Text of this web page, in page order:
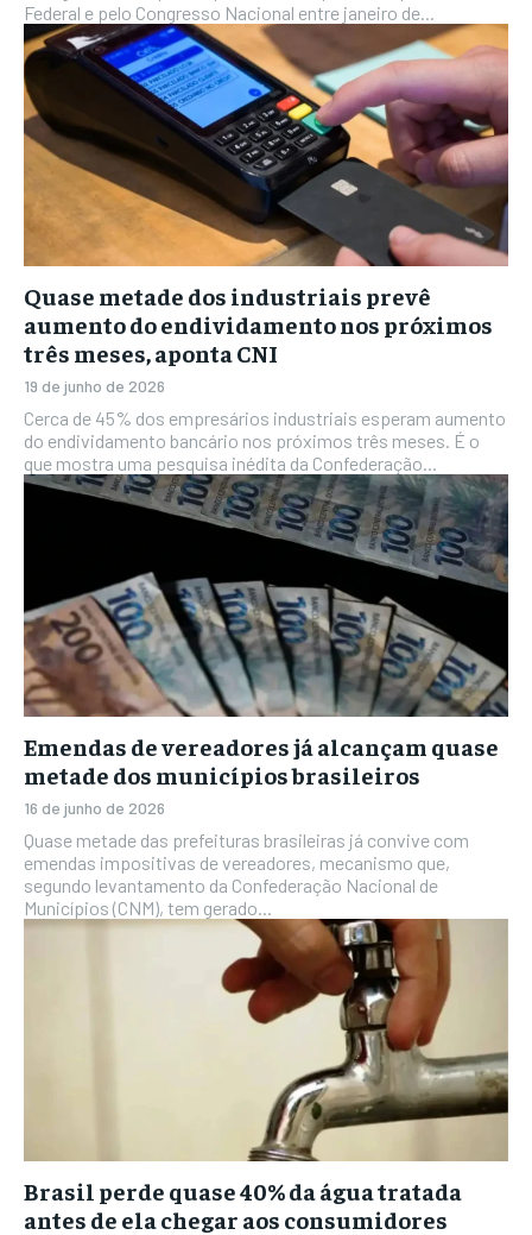
Federal e pelo Congresso Nacional entre janeiro de...
Quase metade dos industriais prevê
aumento do endividamento nos próximos
três meses, aponta CNI
19 de junho de 2026
Cerca de 45% dos empresários industriais esperam aumento
do endividamento bancário nos próximos três meses. É o
que mostra uma pesquisa inédita da Confederação...
Emendas de vereadores já alcançam quase
metade dos municípios brasileiros
16 de junho de 2026
Quase metade das prefeituras brasileiras já convive com
emendas impositivas de vereadores, mecanismo que,
segundo levantamento da Confederação Nacional de
Municípios (CNM), tem gerado...
Brasil perde quase 40% da água tratada
antes de ela chegar aos consumidores